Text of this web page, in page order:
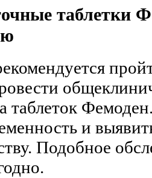
таблетки
таблеток
и
Подобное